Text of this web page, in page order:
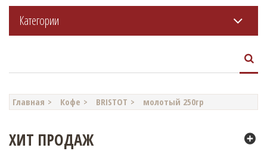
Категории
Главная Кофе BRISTOT молотый 250гр
ХИТ ПРОДАЖ